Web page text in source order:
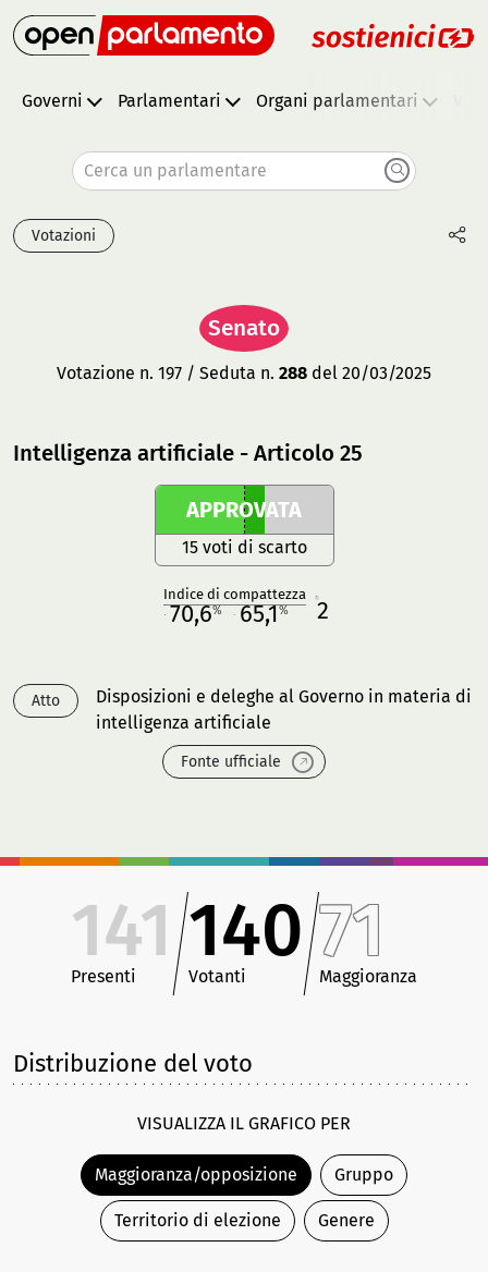
Governi Parlamentari Organi parlamentari
Cerca un parlamentare
Votazioni
Senato
Votazione n. 197 / Seduta n. 288 del 20/03/2025
Intelligenza artificiale - Articolo 25
APPROVATA
15 voti di scarto
Indice di compattezza
70,6% 65,1% 2
Atto
Disposizioni e deleghe al Governo in materia di
intelligenza artificiale
Fonte ufficiale
141
Presenti
140
Votanti
71
Maggioranza
Distribuzione del voto
VISUALIZZA IL GRAFICO PER
Maggioranza/opposizione Gruppo
Territorio di elezione Genere